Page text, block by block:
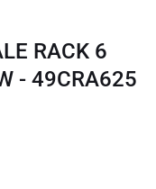
RACK 6
- 49CRA625